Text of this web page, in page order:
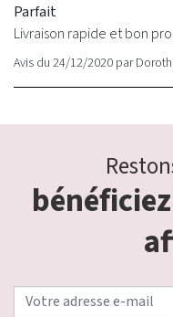
Parfait
Livraison rapide et bon
Avis du 24/12/2020 par